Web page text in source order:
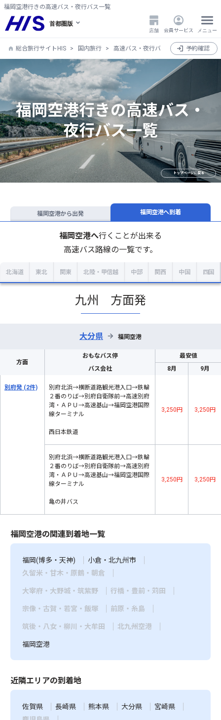
福岡空港行きの高速バス・夜行バス一覧
首都圏版
店舗 会員サービス メニュー
総合旅行サイトHIS 国内旅行 高速バス・夜行バス 全国 福岡
予約確認
トップページに戻る
福岡空港行きの高速バス・
夜行バス一覧
福岡空港から出発 福岡空港へ到着
福岡空港へ行くことが出来る
高速バス路線の一覧です。
北海道 東北 関東 北陸・甲信越 中部 関西 中国 四国
九州 方面発
大分県 → 福岡空港
方面
おもなバス停
最安値
バス会社
8月 9月
別府発 (2件)
別府北浜→横断道路観光港入口→鉄輪
２番のりば→別府自衛隊前→高速別府
湾・ＡＰＵ→高速基山→福岡空港国際
線ターミナル
西日本鉄道
3,250円 3,250円
別府北浜→横断道路観光港入口→鉄輪
２番のりば→別府自衛隊前→高速別府
湾・ＡＰＵ→高速基山→福岡空港国際
線ターミナル
亀の井バス
3,250円 3,250円
福岡空港の関連到着地一覧
福岡(博多・天神)
小倉・北九州市
久留米・甘木・原鶴・朝倉
大宰府・大野城・筑紫野 行橋・豊前・苅田
宗像・古賀・若宮・飯塚 前原・糸島
筑後・八女・柳川・大牟田 北九州空港
福岡空港
近隣エリアの到着地
佐賀県 長崎県 熊本県 大分県
宮崎県